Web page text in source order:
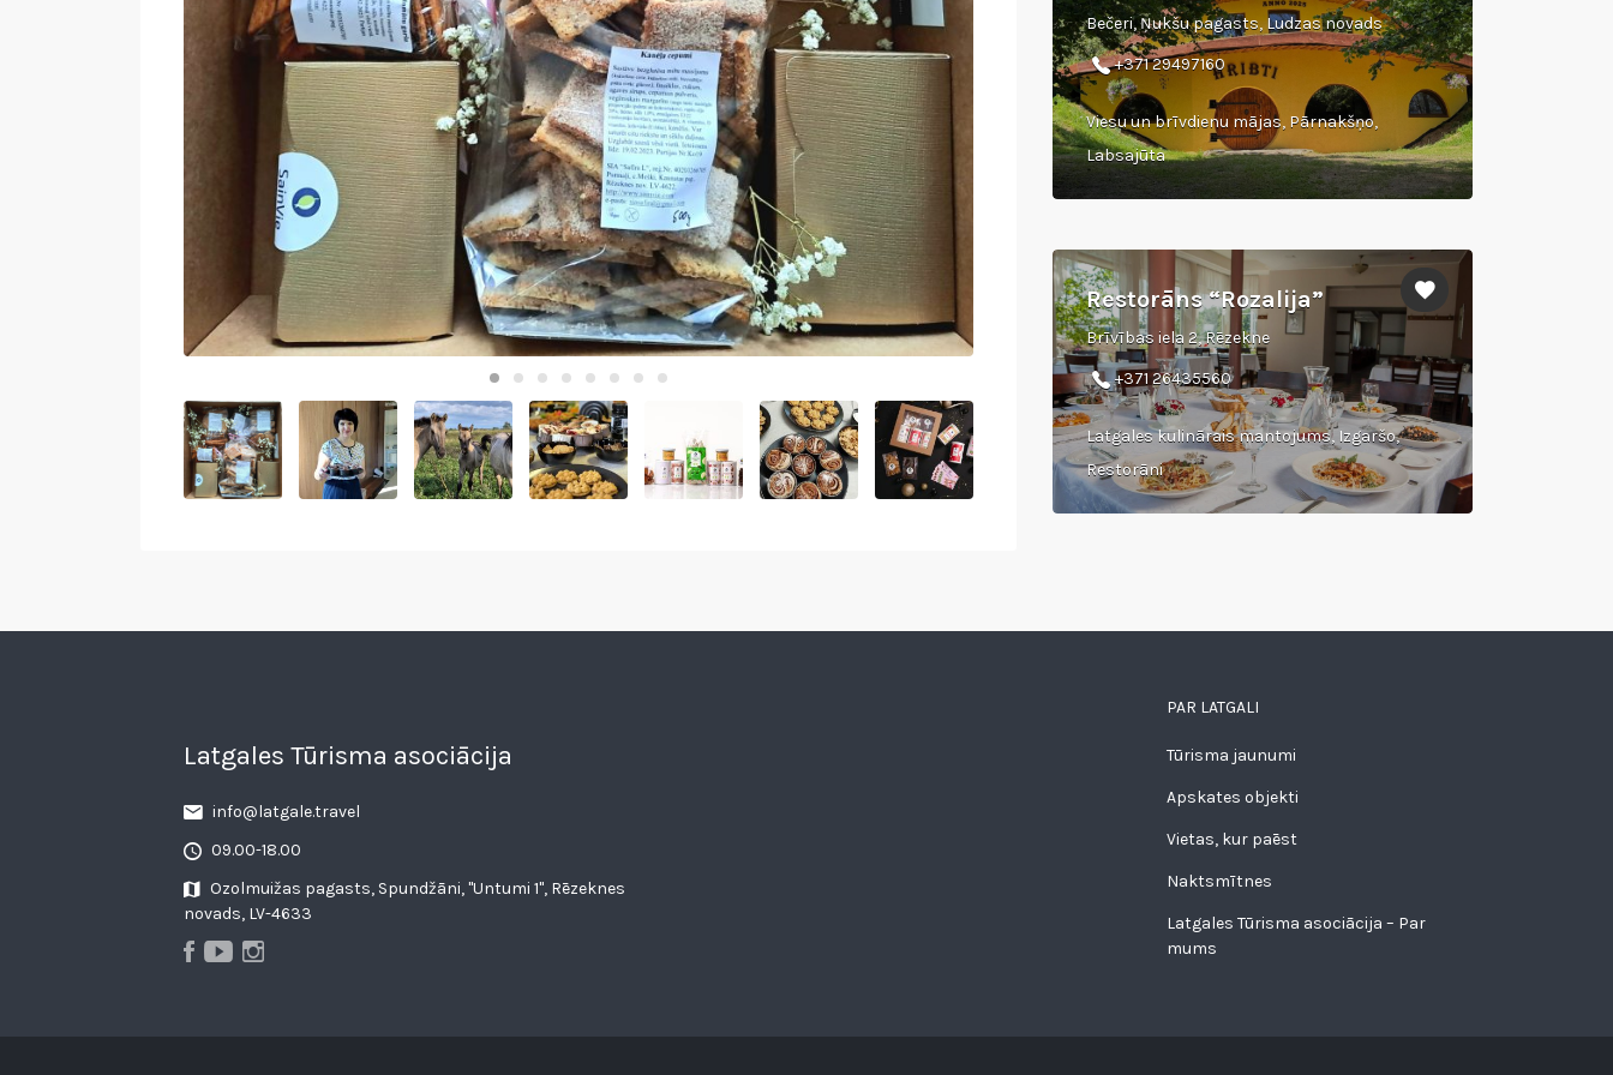
Bečeri, Ņukšu pagasts, Ludzas novads
+371 29497160
Viesu un brīvdienu mājas, Pārnakšņo,
Labsajūta
Restorāns “Rozalija”
Brīvības iela 2, Rēzekne
+371 26435560
Latgales kulinārais mantojums, Izgaršo,
Restorāni
Latgales Tūrisma asociācija
info@latgale.travel
09.00-18.00
Ozolmuižas pagasts, Spundžāni, "Untumi 1", Rēzeknes
novads, LV-4633
PAR LATGALI
Tūrisma jaunumi
Apskates objekti
Vietas, kur paēst
Naktsmītnes
Latgales Tūrisma asociācija – Par
mums